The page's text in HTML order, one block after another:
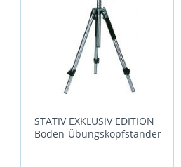
STATIV EXKLUSIV EDITION
Boden-Übungskopfständer